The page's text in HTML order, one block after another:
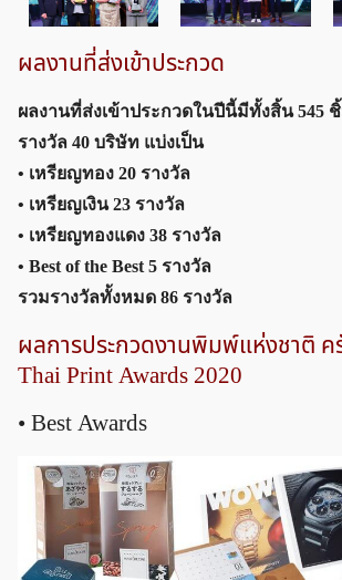
ผลงานที่ส่งเข้าประกวด
ผลงานที่ส่งเข้าประกวดในปีนี้มีทั้งสิ้น 545
รางวัล 40 บริษัท แบ่งเป็น
• เหรียญทอง 20 รางวัล
• เหรียญเงิน 23 รางวัล
• เหรียญทองแดง 38 รางวัล
• Best of the Best 5 รางวัล
รวมรางวัลทั้งหมด 86 รางวัล
ผลการประกวดงานพิมพ์แห่งชาติ ค
Thai Print Awards 2020
• Best Awards